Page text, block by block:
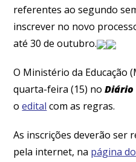
referentes ao segundo
inscrever no novo
até 30 de outubro.
O Ministério da Educação
quarta-feira (15) noDiário
oedital com as regras.
As inscrições deverão ser
pela internet, na página